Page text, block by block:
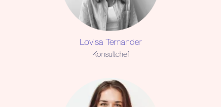
Lovisa Ternander
Konsultchef